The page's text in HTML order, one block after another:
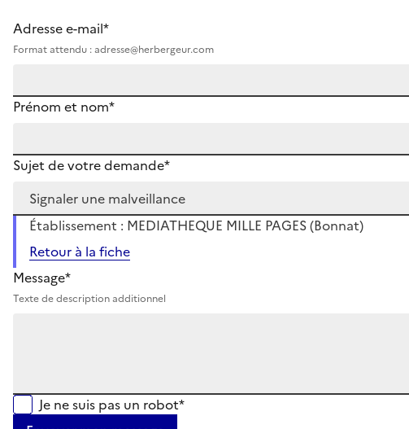
Adresse e-mail*
Format attendu : adresse@herbergeur.com
Prénom et nom*
Sujet de votre demande*
Établissement : MEDIATHEQUE MILLE PAGES (Bonnat)
Retour à la fiche
Message*
Texte de description additionnel
Je ne suis pas un robot*